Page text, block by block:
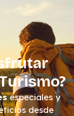
especiales y
desde